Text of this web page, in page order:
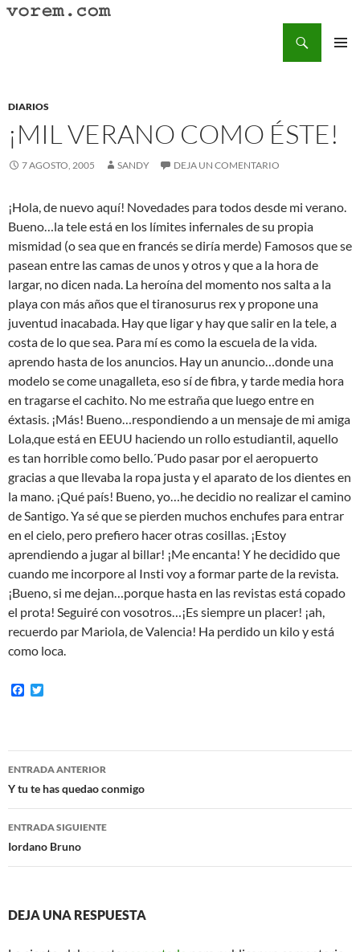
Saltar
DIARIOS
¡MIL VERANO COMO ÉSTE!
7 AGOSTO, 2005 SANDY DEJA UN COMENTARIO
¡Hola, de nuevo aquí! Novedades para todos desde mi verano.
Bueno…la tele está en los límites infernales de su propia
mismidad (o sea que en francés se diría merde) Famosos que se
pasean entre las camas de unos y otros y que a la hora de
largar, no dicen nada. La heroína del momento nos salta a la
playa con más años que el tiranosurus rex y propone una
juventud inacabada. Hay que ligar y hay que salir en la tele, a
costa de lo que sea. Para mí es como la escuela de la vida.
aprendo hasta de los anuncios. Hay un anuncio…donde una
modelo se come unagalleta, eso sí de fibra, y tarde media hora
en tragarse el cachito. No me estraña que luego entre en
éxtasis. ¡Más! Bueno…respondiendo a un mensaje de mi amiga
Lola,que está en EEUU haciendo un rollo estudiantil, aquello
es tan horrible como bello.´Pudo pasar por el aeropuerto
gracias a que llevaba la ropa justa y el aparato de los dientes en
la mano. ¡Qué país! Bueno, yo…he decidio no realizar el camino
de Santigo. Ya sé que se pierden muchos enchufes para entrar
en el cielo, pero prefiero hacer otras cosillas. ¡Estoy
aprendiendo a jugar al billar! ¡Me encanta! Y he decidido que
cuando me incorpore al Insti voy a formar parte de la revista.
¡Bueno, si me dejan…porque hasta en las revistas está copado
el prota! Seguiré con vosotros…¡Es siempre un placer! ¡ah,
recuerdo par Mariola, de Valencia! Ha perdido un kilo y está
como loca.
F
o
o
e
r
Navegación
de
entradas
ENTRADA ANTERIOR
Y tu te has quedao conmigo
ENTRADA SIGUIENTE
Iordano Bruno
DEJA UNA RESPUESTA